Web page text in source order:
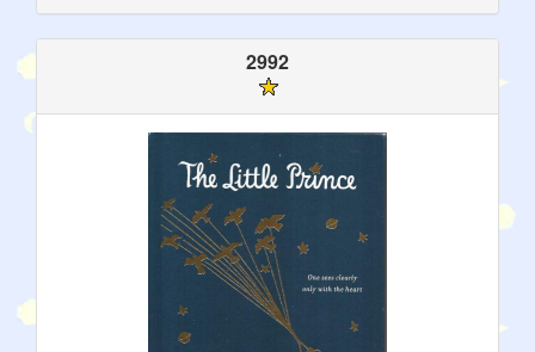
2992